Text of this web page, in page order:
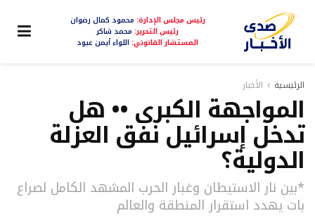
رئيس مجلس الإدارة: محمود كمال رضوان
رئيس التحرير: محمد شاكر
المستشار القانوني: اللواء أيمن عبود
الرئيسية الأخبار
المواجهة الكبرى •• هل
تدخل إسرائيل نفق العزلة
الدولية؟
*بين نار الاستيطان وغبار الحرب المشهد الكامل لصراع
بات يهدد استقرار المنطقة والعالم